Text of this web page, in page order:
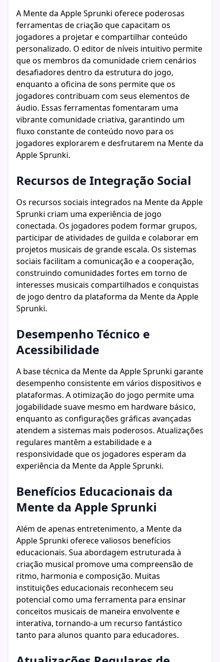
A Mente da Apple Sprunki oferece poderosas
ferramentas de criação que capacitam os
jogadores a projetar e compartilhar conteúdo
personalizado. O editor de níveis intuitivo permite
que os membros da comunidade criem cenários
desafiadores dentro da estrutura do jogo,
enquanto a oficina de sons permite que os
jogadores contribuam com seus elementos de
áudio. Essas ferramentas fomentaram uma
vibrante comunidade criativa, garantindo um
fluxo constante de conteúdo novo para os
jogadores explorarem e desfrutarem na Mente da
Apple Sprunki.
Recursos de Integração Social
Os recursos sociais integrados na Mente da Apple
Sprunki criam uma experiência de jogo
conectada. Os jogadores podem formar grupos,
participar de atividades de guilda e colaborar em
projetos musicais de grande escala. Os sistemas
sociais facilitam a comunicação e a cooperação,
construindo comunidades fortes em torno de
interesses musicais compartilhados e conquistas
de jogo dentro da plataforma da Mente da Apple
Sprunki.
Desempenho Técnico e
Acessibilidade
A base técnica da Mente da Apple Sprunki garante
desempenho consistente em vários dispositivos e
plataformas. A otimização do jogo permite uma
jogabilidade suave mesmo em hardware básico,
enquanto as configurações gráficas avançadas
atendem a sistemas mais poderosos. Atualizações
regulares mantêm a estabilidade e a
responsividade que os jogadores esperam da
experiência da Mente da Apple Sprunki.
Benefícios Educacionais da
Mente da Apple Sprunki
Além de apenas entretenimento, a Mente da
Apple Sprunki oferece valiosos benefícios
educacionais. Sua abordagem estruturada à
criação musical promove uma compreensão de
ritmo, harmonia e composição. Muitas
instituições educacionais reconhecem seu
potencial como uma ferramenta para ensinar
conceitos musicais de maneira envolvente e
interativa, tornando-a um recurso fantástico
tanto para alunos quanto para educadores.